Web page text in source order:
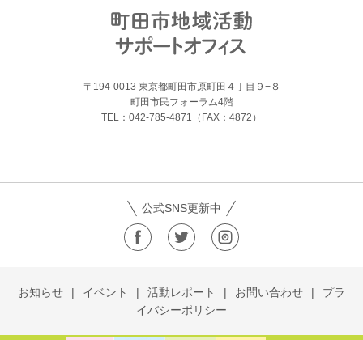
〒194-0013 東京都町田市原町田４丁目９−８
町田市民フォーラム4階
TEL：042-785-4871（FAX：4872）
公式SNS更新中
お知らせ イベント 活動レポート お問い合わせ
プラ
イバシーポリシー